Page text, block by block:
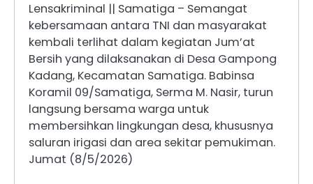
Lensakriminal || Samatiga – Semangat
kebersamaan antara TNI dan masyarakat
kembali terlihat dalam kegiatan Jum’at
Bersih yang dilaksanakan di Desa Gampong
Kadang, Kecamatan Samatiga. Babinsa
Koramil 09/Samatiga, Serma M. Nasir, turun
langsung bersama warga untuk
membersihkan lingkungan desa, khususnya
saluran irigasi dan area sekitar pemukiman.
Jumat (8/5/2026)